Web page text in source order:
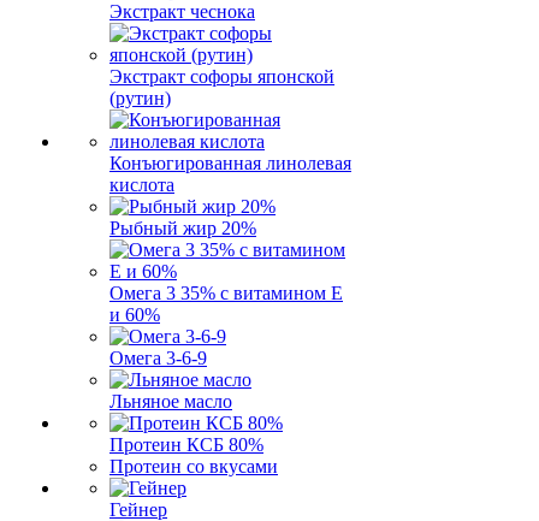
Экстракт чеснока
Экстракт софоры японской
(рутин)
Конъюгированная линолевая
кислота
Рыбный жир 20%
Омега 3 35% с витамином Е
и 60%
Омега 3-6-9
Льняное масло
Протеин КСБ 80%
Протеин со вкусами
Гейнер